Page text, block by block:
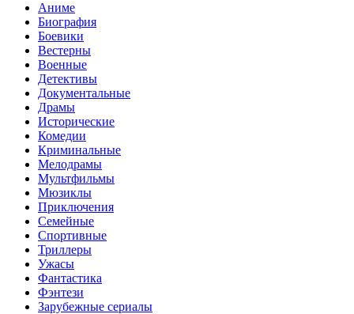
Аниме
Биография
Боевики
Вестерны
Военные
Детективы
Документальные
Драмы
Исторические
Комедии
Криминальные
Мелодрамы
Мультфильмы
Мюзиклы
Приключения
Семейные
Спортивные
Триллеры
Ужасы
Фантастика
Фэнтези
Зарубежные сериалы